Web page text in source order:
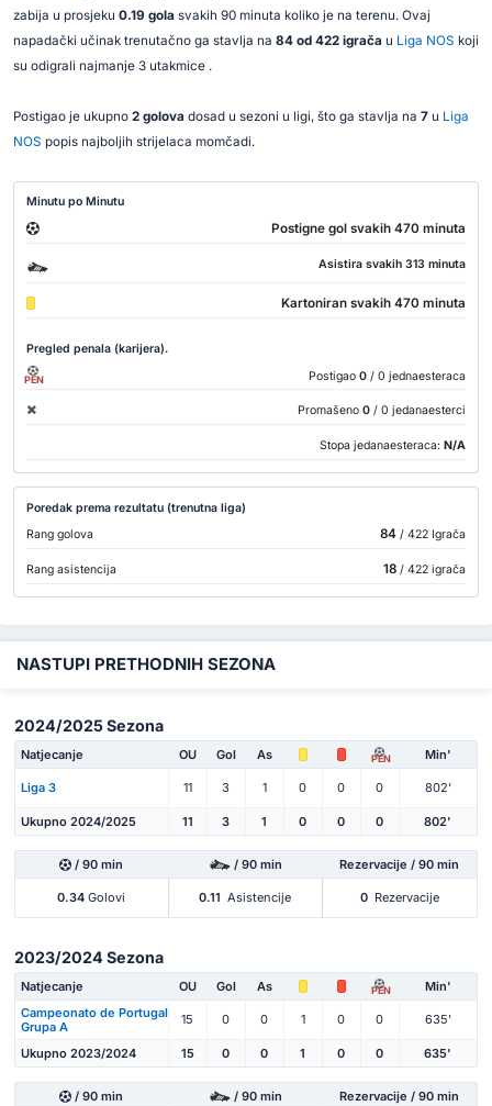
zabija u prosjeku 0.19 gola svakih 90 minuta koliko je na terenu. Ovaj
napadački učinak trenutačno ga stavlja na 84 od 422 igrača u Liga NOS koji
su odigrali najmanje 3 utakmice .
Postigao je ukupno 2 golova dosad u sezoni u ligi, što ga stavlja na 7u Liga
NOS popis najboljih strijelaca momčadi.
Minutu po Minutu
Postigne gol svakih 470 minuta
Asistira svakih 313 minuta
Kartoniran svakih 470 minuta
Pregled penala (karijera).
PEN Postigao 0 / 0 jednaesteraca
Promašeno 0 / 0 jedanaesterci
Stopa jedanaesteraca: N/A
Poredak prema rezultatu (trenutna liga)
Rang golova
84/ 422 Igrača
Rang asistencija 18/ 422 igrača
NASTUPI PRETHODNIH SEZONA
2024/2025 Sezona
Natjecanje OU Gol As PEN Min'
Liga 3 11 3 1 0 0 0 802'
Ukupno 2024/2025 11 3 1 0 0 0 802'
/ 90 min / 90 min Rezervacije / 90 min
0.34 Golovi 0.11 Asistencije 0 Rezervacije
2023/2024 Sezona
Natjecanje OU Gol As PEN
Min'
Campeonato de Portugal
Grupa A
15 0 0 1 0 0 635'
Ukupno 2023/2024 15 0 0 1 0 0 635'
/ 90 min / 90 min Rezervacije / 90 min